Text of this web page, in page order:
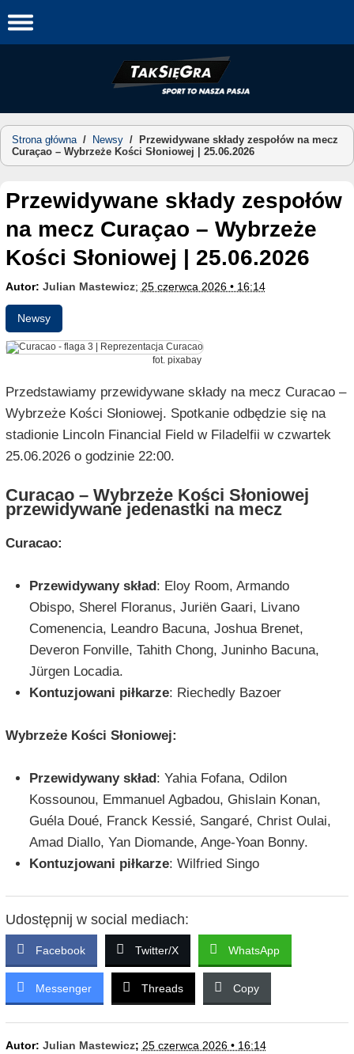
to
Strona główna/ Newsy /
Przewidywane składy zespołów na mecz
Curaçao – Wybrzeże Kości Słoniowej | 25.06.2026
Przewidywane składy zespołów
na mecz Curaçao – Wybrzeże
Kości Słoniowej | 25.06.2026
Autor: Julian Mastewicz; 25 czerwca 2026 • 16:14
Newsy
fot. pixabay
Przedstawiamy przewidywane składy na mecz Curacao –
Wybrzeże Kości Słoniowej. Spotkanie odbędzie się na
stadionie Lincoln Financial Field w Filadelfii w czwartek
25.06.2026 o godzinie 22:00.
Curacao – Wybrzeże Kości Słoniowej
przewidywane jedenastki na mecz
Curacao:
Przewidywany skład : Eloy Room, Armando
Obispo, Sherel Floranus, Juriën Gaari, Livano
Comenencia, Leandro Bacuna, Joshua Brenet,
Deveron Fonville, Tahith Chong, Juninho Bacuna,
Jürgen Locadia.
Kontuzjowani piłkarze: Riechedly Bazoer
Wybrzeże Kości Słoniowej:
Przewidywany skład : Yahia Fofana, Odilon
Kossounou, Emmanuel Agbadou, Ghislain Konan,
Guéla Doué, Franck Kessié, Sangaré, Christ Oulai,
Amad Diallo, Yan Diomande, Ange-Yoan Bonny.
Kontuzjowani piłkarze: Wilfried Singo
Udostępnij w social mediach:
Facebook Twitter/X WhatsApp
Messenger Threads Copy
Autor: Julian Mastewicz; 25 czerwca 2026 • 16:14